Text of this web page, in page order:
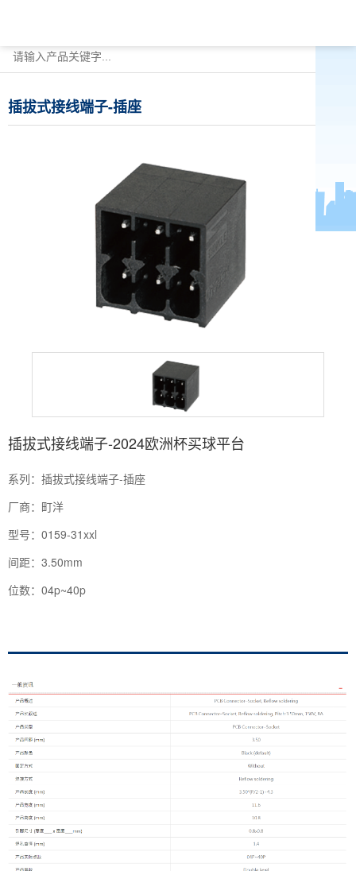
插拔式接线端子-插座
插拔式接线端子-2024欧洲杯买球平台
系列：插拔式接线端子-插座
厂商：町洋
型号：0159-31xxl
间距：3.50mm
位数：04p~40p